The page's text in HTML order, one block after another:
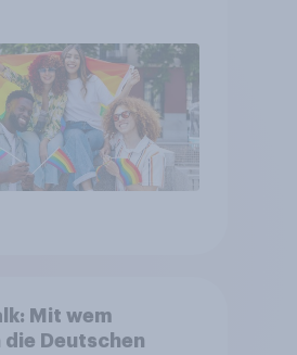
Mit wem
die Deutschen